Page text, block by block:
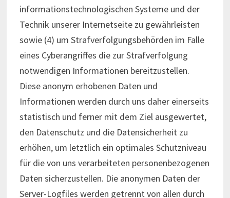
informationstechnologischen Systeme und der
Technik unserer Internetseite zu gewährleisten
sowie (4) um Strafverfolgungsbehörden im Falle
eines Cyberangriffes die zur Strafverfolgung
notwendigen Informationen bereitzustellen.
Diese anonym erhobenen Daten und
Informationen werden durch uns daher einerseits
statistisch und ferner mit dem Ziel ausgewertet,
den Datenschutz und die Datensicherheit zu
erhöhen, um letztlich ein optimales Schutzniveau
für die von uns verarbeiteten personenbezogenen
Daten sicherzustellen. Die anonymen Daten der
Server-Logfiles werden getrennt von allen durch